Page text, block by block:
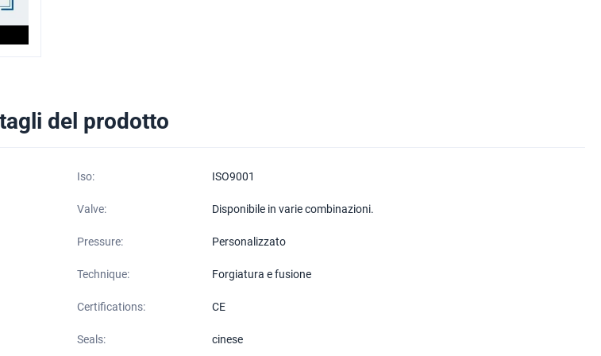
del prodotto
Iso: ISO9001
Valve: Disponibile in varie combinazioni.
Pressure: Personalizzato
Technique: Forgiatura e fusione
Certifications: CE
Seals: cinese